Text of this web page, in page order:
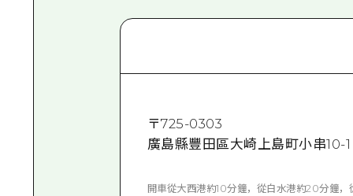
〒725-0303
廣島縣豐田區大崎上島町小串10-1
開車從大西港約10分鐘，從白水港約20分鐘，